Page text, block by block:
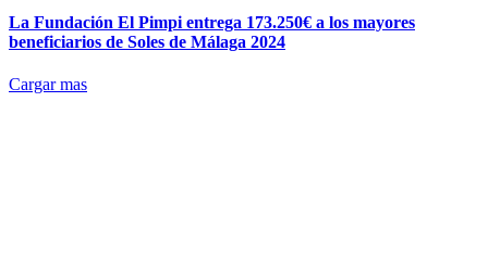
La Fundación El Pimpi entrega 173.250€ a los mayores
beneficiarios de Soles de Málaga 2024
Cargar mas